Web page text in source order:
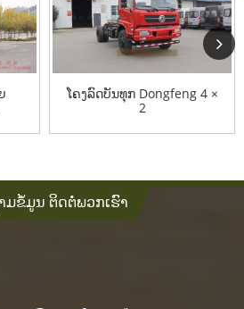
ໂຄງລົດບັນທຸກ Dongfeng 4 ×
2
ມຂໍ້ມູນ ຕິດຕໍ່ພວກເຮົາ